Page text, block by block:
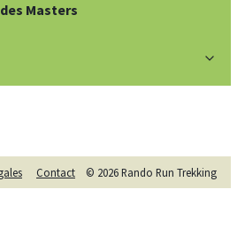
Masters
Contact © 2026Rando Run Trekking